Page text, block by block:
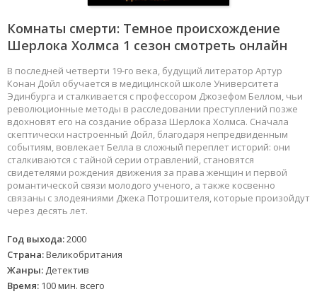
Комнаты смерти: Темное происхождение
Шерлока Холмса 1 сезон смотреть онлайн
В последней четверти 19-го века, будущий литератор Артур
Конан Дойл обучается в медицинской школе Университета
Эдинбурга и сталкивается с профессором Джозефом Беллом, чьи
революционные методы в расследовании преступлений позже
вдохновят его на создание образа Шерлока Холмса. Сначала
скептически настроенный Дойл, благодаря непредвиденным
событиям, вовлекает Белла в сложный переплет историй: они
сталкиваются с тайной серии отравлений, становятся
свидетелями рождения движения за права женщин и первой
романтической связи молодого ученого, а также косвенно
связаны с злодеяниями Джека Потрошителя, которые произойдут
через десять лет.
Год выхода:2000
Страна:Великобритания
Жанры: Детектив
Время: 100 мин. всего